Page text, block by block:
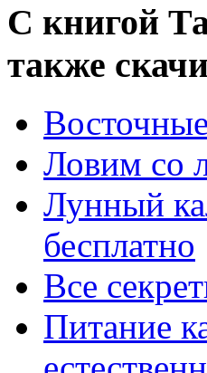
С книгой
также
Ловим со
Лунный
бесплатно
Все
Питание